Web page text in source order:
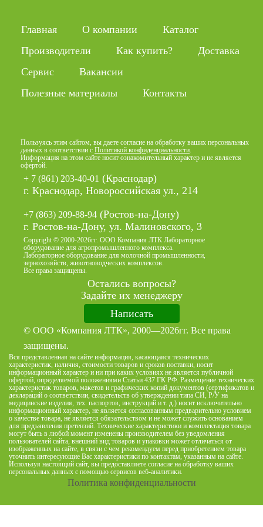
Главная О компании
Каталог
Производители
Как купить?
Доставка
Сервис
Вакансии
Полезные материалы
Контакты
Пользуясь этим сайтом, вы даете согласие на обработку ваших персональных
данных в соответствии с Политикой конфиденциальности.
Информация на этом сайте носит ознакомительный характер и не является
офертой.
+ 7 (861) 203-40-01 (Краснодар)
г. Краснодар, Новороссийская ул., 214
+7 (863) 209-88-94 (Ростов-на-Дону)
г. Ростов-на-Дону, ул. Малиновского, 3
Copyright © 2000-2026гг. ООО Компания ЛТК Лабораторное
оборудование для агропромышленного комплекса.
Лабораторное оборудование для молочной промышленности,
зернохозяйств, животноводческих комплексов.
Все права защищены.
Остались вопросы?
Задайте их менеджеру
Написать
© ООО «Компания ЛТК», 2000—2026гг. Все права
защищены.
Вся представленная на сайте информация, касающаяся технических
характеристик, наличия, стоимости товаров и сроков поставки, носит
информационный характер и ни при каких условиях не является публичной
офертой, определяемой положениями Статьи 437 ГК РФ. Размещение технических
характеристик товаров, макетов и графических копий документов (сертификатов и
деклараций о соответствии, свидетельств об утверждении типа СИ, Р/У на
медицинские изделия, тех. паспортов, инструкций и т. д.) носит исключительно
информационный характер, не является согласованным предварительно условием
о качестве товара, не является обязательством и не может служить основанием
для предъявления претензий. Технические характеристики и комплектация товара
могут быть в любой момент изменены производителем без уведомления
пользователей сайта, внешний вид товаров и упаковки может отличаться от
изображенных на сайте, в связи с чем рекомендуем перед приобретением товара
уточнить интересующие Вас характеристики по контактам, указанным на сайте.
Используя настоящий сайт, вы предоставляете согласие на обработку ваших
персональных данных с помощью сервисов веб-аналитики.
Политика конфиденциальности